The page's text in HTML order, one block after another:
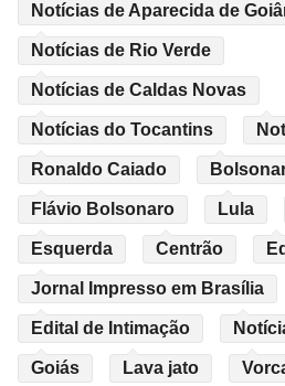
Notícias de Aparecida de
Notícias de Rio Verde
Notícias de Caldas Novas
Notícias do Tocantins
Ronaldo Caiado
Flávio Bolsonaro Lula
Esquerda Centrão
Jornal Impresso em Brasília
Edital de Intimação
Goiás Lava jato